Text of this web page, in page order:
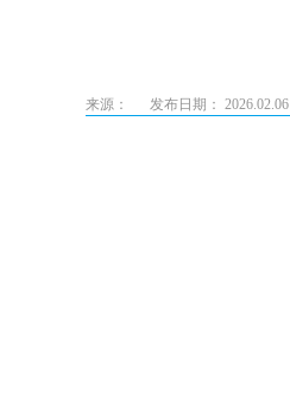
来源： 发布日期： 2026.02.06